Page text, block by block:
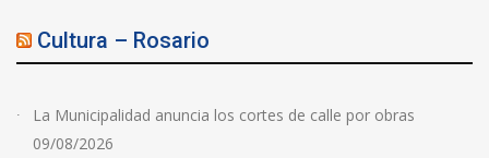
Cultura – Rosario
La Municipalidad anuncia los cortes de calle por obras
09/08/2026